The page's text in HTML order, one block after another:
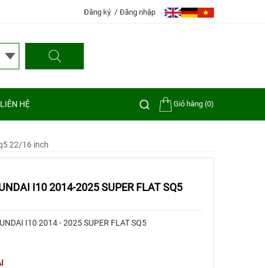
Đăng ký Đăng nhập
LIÊN HỆ Giỏ hàng (0)
22/16 inch
I10 2014-2025 SUPER FLAT SQ5
I10 2014 - 2025 SUPER FLAT SQ5